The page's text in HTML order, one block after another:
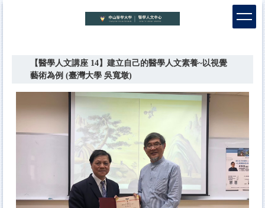
【醫學人文講座 14】建立自己的醫學人文素養~以視覺
藝術為例 (臺灣大學 吳寬墩)